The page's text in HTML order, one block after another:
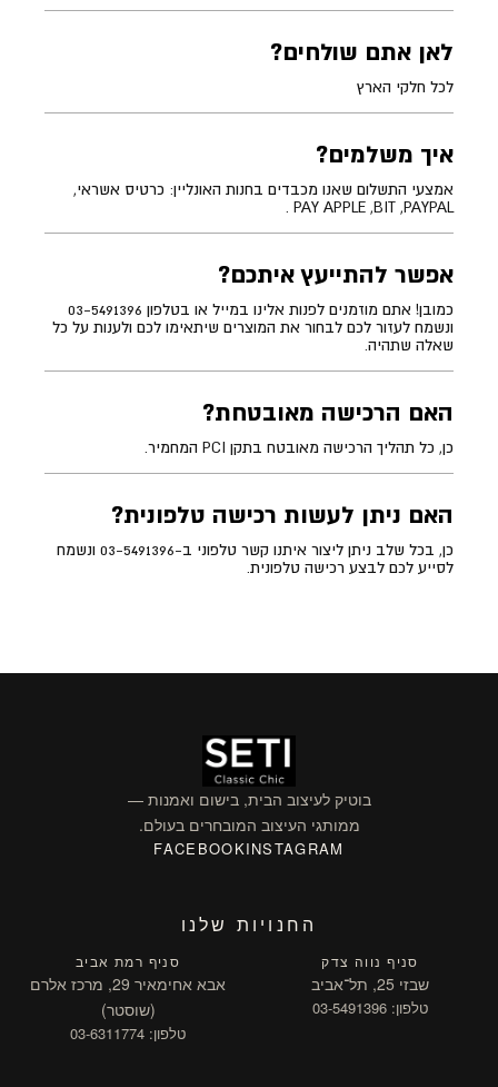
לאן אתם שולחים?
לכל חלקי הארץ
איך משלמים?
אמצעי התשלום שאנו מכבדים בחנות האונליין: כרטיס אשראי,
PAY APPLE ,BIT ,PAYPAL .
אפשר להתייעץ איתכם?
כמובן! אתם מוזמנים לפנות אלינו במייל או בטלפון 03-5491396
ונשמח לעזור לכם לבחור את המוצרים שיתאימו לכם ולענות על כל
שאלה שתהיה.
האם הרכישה מאובטחת?
כן, כל תהליך הרכישה מאובטח בתקן PCI המחמיר.
האם ניתן לעשות רכישה טלפונית?
כן, בכל שלב ניתן ליצור איתנו קשר טלפוני ב-03-5491396 ונשמח
לסייע לכם לבצע רכישה טלפונית.
בוטיק לעיצוב הבית, בישום ואמנות —
ממותגי העיצוב המובחרים בעולם.
INSTAGRAM
FACEBOOK
החנויות שלנו
סניף נווה צדק
שבזי 25, תל־אביב
טלפון: 03-5491396
סניף רמת אביב
אבא אחימאיר 29, מרכז אלרם
(שוסטר)
טלפון: 03-6311774